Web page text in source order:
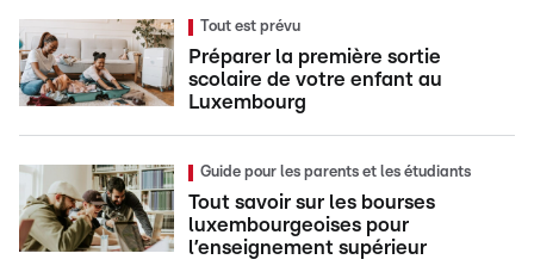
Tout est prévu
Préparer la première sortie
scolaire de votre enfant au
Luxembourg
Guide pour les parents et les étudiants
Tout savoir sur les bourses
luxembourgeoises pour
l’enseignement supérieur